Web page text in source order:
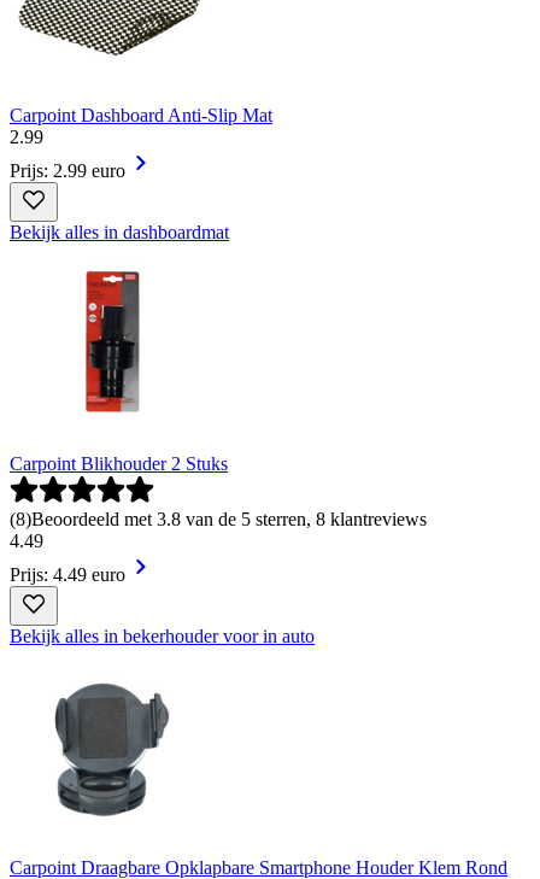
Carpoint Dashboard Anti-Slip Mat
2.99
Prijs: 2.99 euro
Bekijk alles in dashboardmat
Carpoint Blikhouder 2 Stuks
(8)Beoordeeld met 3.8 van de 5 sterren, 8 klantreviews
4.49
Prijs: 4.49 euro
Bekijk alles in bekerhouder voor in auto
Carpoint Draagbare Opklapbare Smartphone Houder Klem Rond